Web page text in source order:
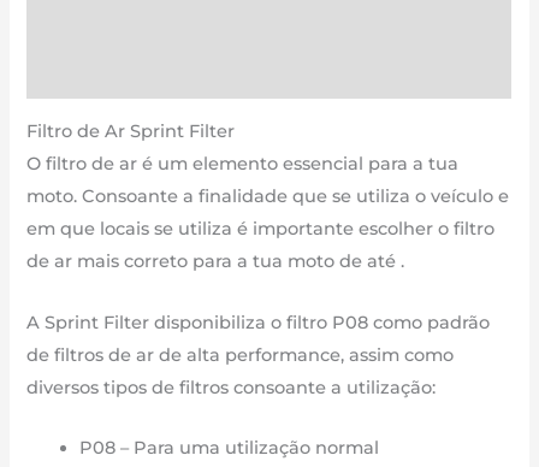
PM62S
F1-
85
de
2006
2007
Filtro de Ar Sprint Filter
O filtro de ar é um elemento essencial para a tua
moto. Consoante a finalidade que se utiliza o veículo e
em que locais se utiliza é importante escolher o filtro
de ar mais correto para a tua moto de até .
A Sprint Filter disponibiliza o filtro P08 como padrão
de filtros de ar de alta performance, assim como
diversos tipos de filtros consoante a utilização:
P08 – Para uma utilização normal